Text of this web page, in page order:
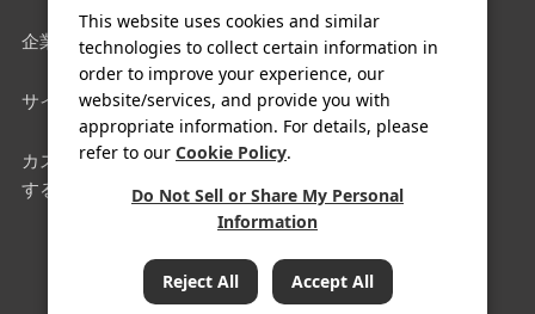
企業情報 採用情報
サイトマップ 利用規約
カスタマーハラスメントに対
する基本方針
クッキー設定
COPYRIGHT© FUJIYA HOTEL Co.,Ltd. All Rights Reserved.
This website uses cookies and similar
technologies to collect certain information in
order to improve your experience, our
website/services, and provide you with
appropriate information. For details, please
refer to our Cookie Policy.
Do Not Sell or Share My Personal
Information
Reject All Accept All